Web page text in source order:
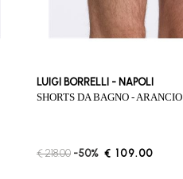
LUIGI BORRELLI - NAPOLI
SHORTS DA BAGNO - ARANCIO
€ 218.00 -50% € 109.00